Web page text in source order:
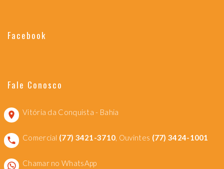
Facebook
Fale Conosco
Vitória da Conquista - Bahia
Comercial (77) 3421-3710, Ouvintes (77) 3424-1001
Chamar no WhatsApp